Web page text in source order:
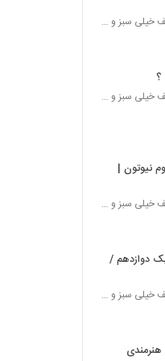
استاد بهادر کامران ؛ مولف خیلی سبز و طراح قلم چی
؟
استاد بهادر کامران ؛ مولف خیلی سبز و طراح قلم چی
نیوتون |
استاد بهادر کامران ؛ مولف خیلی سبز و طراح قلم چی
دوازدهم /
استاد بهادر کامران ؛ مولف خیلی سبز و طراح قلم چی